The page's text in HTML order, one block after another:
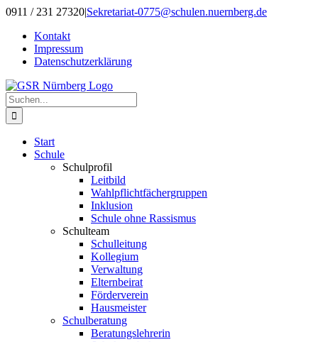
Zum
springen
0911 / 231 27320|Sekretariat-0775@schulen.nuernberg.de
Kontakt
Impressum
Datenschutzerklärung
Suche
nach:
Start
Schule
Schulprofil
Leitbild
Wahlpflichtfächergruppen
Inklusion
Schule ohne Rassismus
Schulteam
Schulleitung
Kollegium
Verwaltung
Elternbeirat
Förderverein
Hausmeister
Schulberatung
Beratungslehrerin